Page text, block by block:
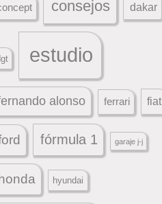
consejos dakar
estudio
alonso ferrari fiat
fórmula 1 garaje j-j
honda hyundai